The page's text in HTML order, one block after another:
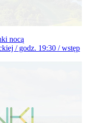
nocą
/ godz. 19:30 / wstęp